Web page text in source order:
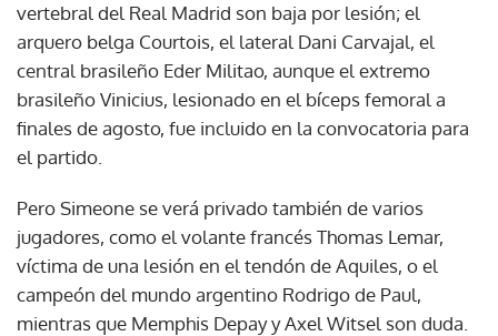
vertebral del Real Madrid son baja por lesión; el
arquero belga Courtois, el lateral Dani Carvajal, el
central brasileño Eder Militao, aunque el extremo
brasileño Vinicius, lesionado en el bíceps femoral a
finales de agosto, fue incluido en la convocatoria para
el partido.
Pero Simeone se verá privado también de varios
jugadores, como el volante francés Thomas Lemar,
víctima de una lesión en el tendón de Aquiles, o el
campeón del mundo argentino Rodrigo de Paul,
mientras que Memphis Depay y Axel Witsel son duda.